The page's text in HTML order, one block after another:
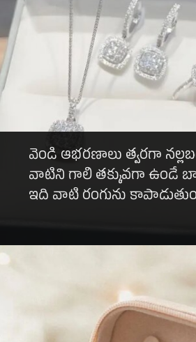
వెండి ఆభరణాలు త్వరగా
వాటిని గాలి తక్కువగా ఉండే
ఇది వాటి రంగును